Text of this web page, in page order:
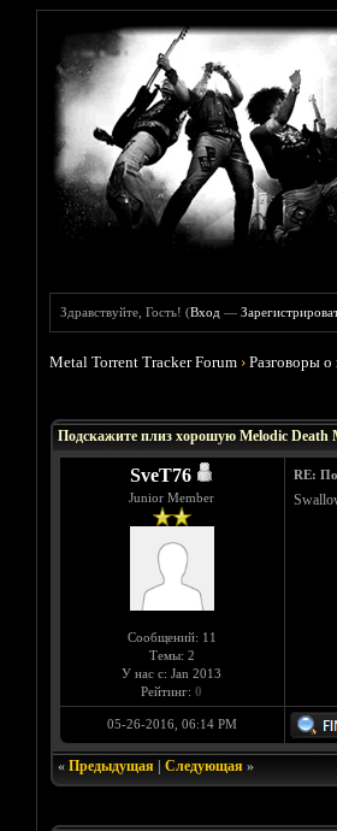
Здравствуйте, Гость! (Вход —
Metal Torrent Tracker Forum ›Разговоры о
Подскажите плиз хорошую Melodic Death
SveT76
Junior Member
Сообщений: 11
Темы: 2
У нас с: Jan 2013
Рейтинг: 0
RE:
05-26-2016, 06:14 PM
« Предыдущая| Следующая»